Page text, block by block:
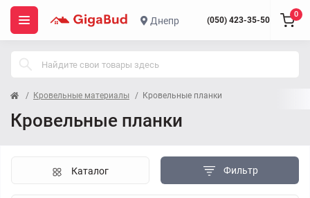
Днепр (050) 423-35-50
0
Кровельные материалы Кровельные планки
Кровельные планки
Фильтр
Каталог